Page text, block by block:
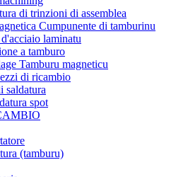
di trinzioni di assemblea
Cumpunente di tamburinu
laminatu
a tamburo
Tamburu magneticu
di ricambio
saldatura
spot
(tamburu)